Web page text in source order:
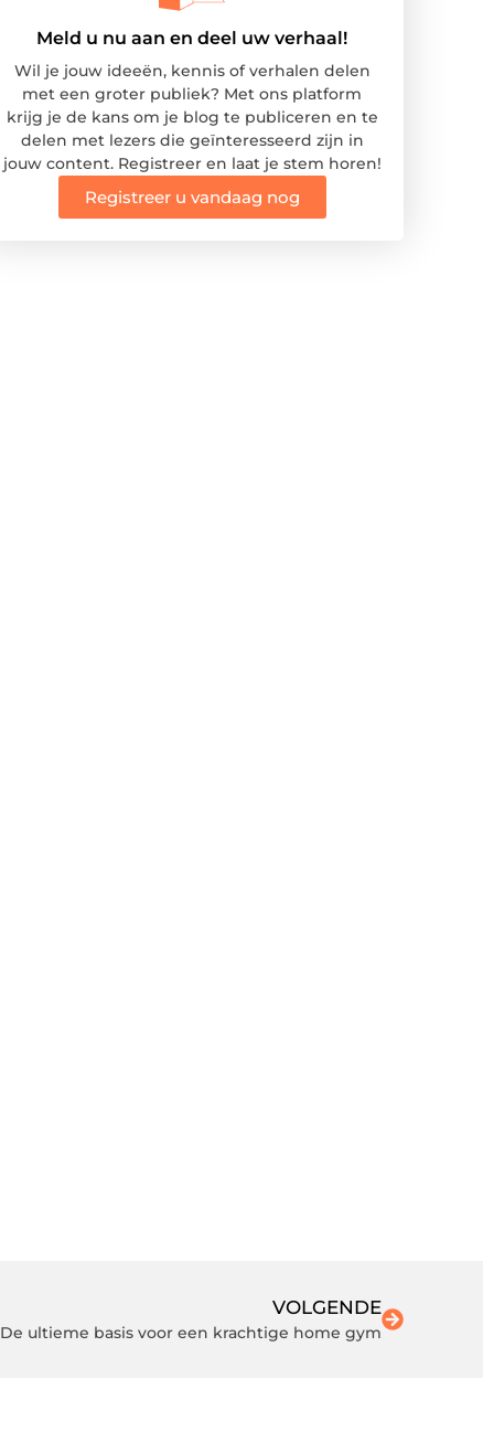
Meld u nu aan en deel uw verhaal!
Wil je jouw ideeën, kennis of verhalen delen
met een groter publiek? Met ons platform
krijg je de kans om je blog te publiceren en te
delen met lezers die geïnteresseerd zijn in
jouw content. Registreer en laat je stem horen!
Registreer u vandaag nog
VOLGENDE
De ultieme basis voor een krachtige home gym